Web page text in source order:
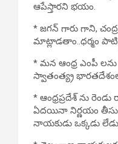
ఆపేస్తారని భయం.
* జగన్ గారు గాని,
మాట్లాడతాం..ధర్మం
* మన ఆంధ్ర ఎంపీ
స్వాతంత్య్ర
* ఆంధ్రప్రదేశ్ ను
ఏదయినా నిర్ణయం
నాయకుడు ఒక్కడు